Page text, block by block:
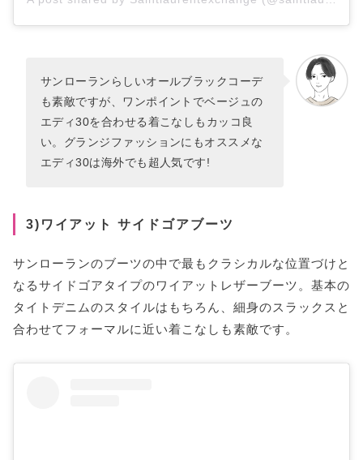
サンローランらしいオールブラックコーデ
も素敵ですが、ワンポイントでベージュの
エディ30を合わせる着こなしもカッコ良
い。グランジファッションにもオススメな
エディ30は海外でも超人気です!
3)ワイアット サイドゴアブーツ
サンローランのブーツの中で最もクラシカルな位置づけと
なるサイドゴアタイプのワイアットレザーブーツ。基本の
タイトデニムのスタイルはもちろん、細身のスラックスと
合わせてフォーマルに近い着こなしも素敵です。